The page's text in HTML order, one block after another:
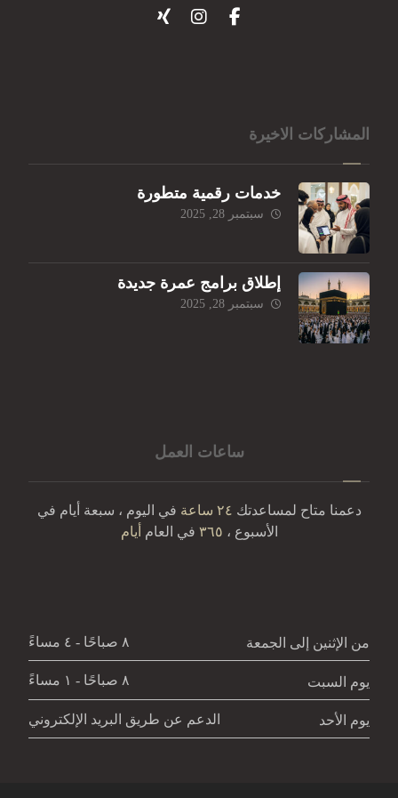
المشاركات الاخيرة
خدمات رقمية متطورة
سبتمبر 28, 2025
إطلاق برامج عمرة جديدة
سبتمبر 28, 2025
ساعات العمل
دعمنا متاح لمساعدتك ٢٤ ساعة
في اليوم ، سبعة أيام في
الأسبوع ، ٣٦٥ في العام أيام
من الإثنين إلى الجمعة ٨ صباحًا - ٤ مساءً
يوم السبت ٨ صباحًا - ١ مساءً
يوم الأحد الدعم عن طريق البريد الإلكتروني